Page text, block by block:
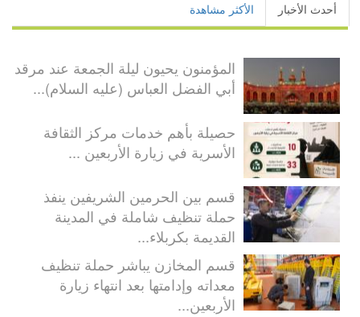
أحدث الأخبار الأكثر مشاهدة
المؤمنون يحيون ليلة الجمعة عند مرقد
أبي الفضل العباس (عليه السلام)...
حصيلة بأهم خدمات مركز الثقافة
الأسرية في زيارة الأربعين ...
قسم بين الحرمين الشريفين ينفذ
حملة تنظيف شاملة في المدينة
القديمة بكربلاء...
قسم المخازن يباشر حملة تنظيف
معداته وإدامتها بعد انتهاء زيارة
الأربعين...